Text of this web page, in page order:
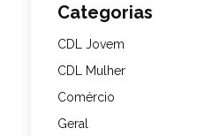
Categorias
CDL Jovem
CDL Mulher
Comércio
Geral